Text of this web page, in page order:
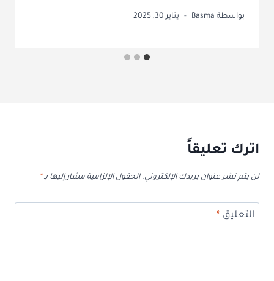
بواسطة Basma يناير 30, 2025
اترك تعليقاً
لن يتم نشر عنوان بريدك الإلكتروني. الحقول الإلزامية مشار إليها بـ*
التعليق*